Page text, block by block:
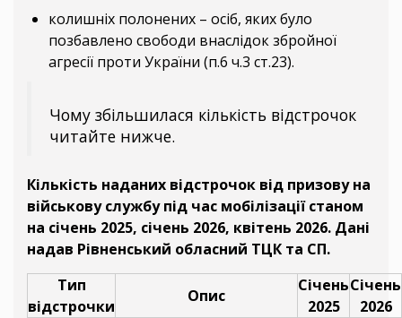
колишніх полонених – осіб, яких було
позбавлено свободи внаслідок збройної
агресії проти України (п.6 ч.3 ст.23).
Чому збільшилася кількість відстрочок
читайте нижче.
Кількість наданих відстрочок від призову на
військову службу під час мобілізації станом
на січень 2025, січень 2026, квітень 2026. Дані
надав Рівненський обласний ТЦК та СП.
Тип
відстрочки
Опис
Січень
2025
Січень
2026